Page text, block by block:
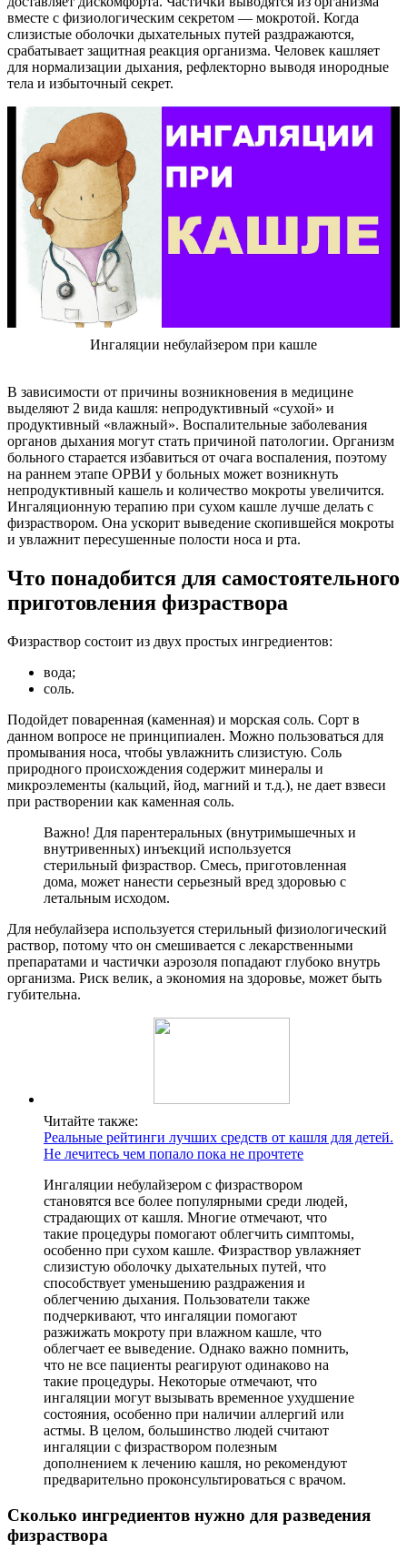
вместе с физиологическим секретом — мокротой. Когда
слизистые оболочки дыхательных путей раздражаются,
срабатывает защитная реакция организма. Человек кашляет
для нормализации дыхания, рефлекторно выводя инородные
тела и избыточный секрет.
Ингаляции небулайзером при кашле
В зависимости от причины возникновения в медицине
выделяют 2 вида кашля: непродуктивный «сухой» и
продуктивный «влажный». Воспалительные заболевания
органов дыхания могут стать причиной патологии. Организм
больного старается избавиться от очага воспаления, поэтому
на раннем этапе ОРВИ у больных может возникнуть
непродуктивный кашель и количество мокроты увеличится.
Ингаляционную терапию при сухом кашле лучше делать с
физраствором. Она ускорит выведение скопившейся мокроты
и увлажнит пересушенные полости носа и рта.
Что понадобится для самостоятельного
приготовления физраствора
Физраствор состоит из двух простых ингредиентов:
вода;
соль.
Подойдет поваренная (каменная) и морская соль. Сорт в
данном вопросе не принципиален. Можно пользоваться для
промывания носа, чтобы увлажнить слизистую. Соль
природного происхождения содержит минералы и
микроэлементы (кальций, йод, магний и т.д.), не дает взвеси
при растворении как каменная соль.
Важно! Для парентеральных (внутримышечных и
внутривенных) инъекций используется
стерильный физраствор. Смесь, приготовленная
дома, может нанести серьезный вред здоровью с
летальным исходом.
Для небулайзера используется стерильный физиологический
раствор, потому что он смешивается с лекарственными
препаратами и частички аэрозоля попадают глубоко внутрь
организма. Риск велик, а экономия на здоровье, может быть
губительна.
Читайте также:
Реальные рейтинги лучших средств от кашля для детей.
Не лечитесь чем попало пока не прочтете
Ингаляции небулайзером с физраствором
становятся все более популярными среди людей,
страдающих от кашля. Многие отмечают, что
такие процедуры помогают облегчить симптомы,
особенно при сухом кашле. Физраствор увлажняет
слизистую оболочку дыхательных путей, что
способствует уменьшению раздражения и
облегчению дыхания. Пользователи также
подчеркивают, что ингаляции помогают
разжижать мокроту при влажном кашле, что
облегчает ее выведение. Однако важно помнить,
что не все пациенты реагируют одинаково на
такие процедуры. Некоторые отмечают, что
ингаляции могут вызывать временное ухудшение
состояния, особенно при наличии аллергий или
астмы. В целом, большинство людей считают
ингаляции с физраствором полезным
дополнением к лечению кашля, но рекомендуют
предварительно проконсультироваться с врачом.
Сколько ингредиентов нужно для разведения
физраствора